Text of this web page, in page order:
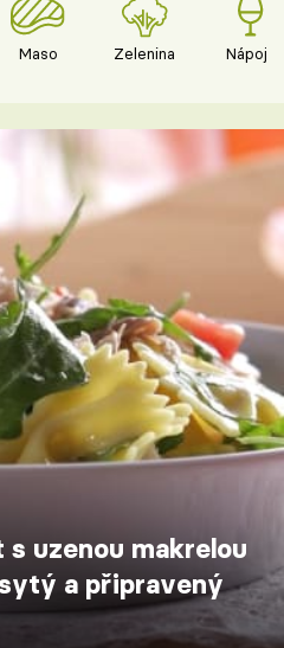
Maso Zelenina Nápoje
uzenou makrelou
a připravený